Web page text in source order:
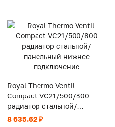
Royal Thermo Ventil
Compact VC21/500/800
радиатор стальной/
панельный нижнее
8 635.62 ₽